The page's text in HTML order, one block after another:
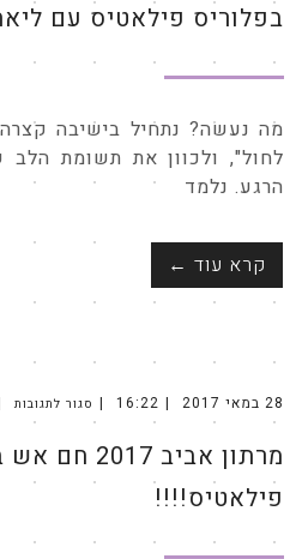
בפלוריס פילאטיס עם
מה נעשה? נתחיל בישיבה
לחול", ולכוון את תשומת
הרגע. נלמד
קרא עוד ←
28 במאי 2017 16:22 סגור לתגובות
מרתון אביב
פילאטיס!!!!